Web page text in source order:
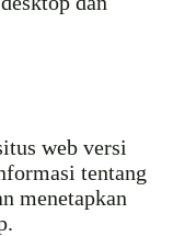
web versi
tentang
menetapkan